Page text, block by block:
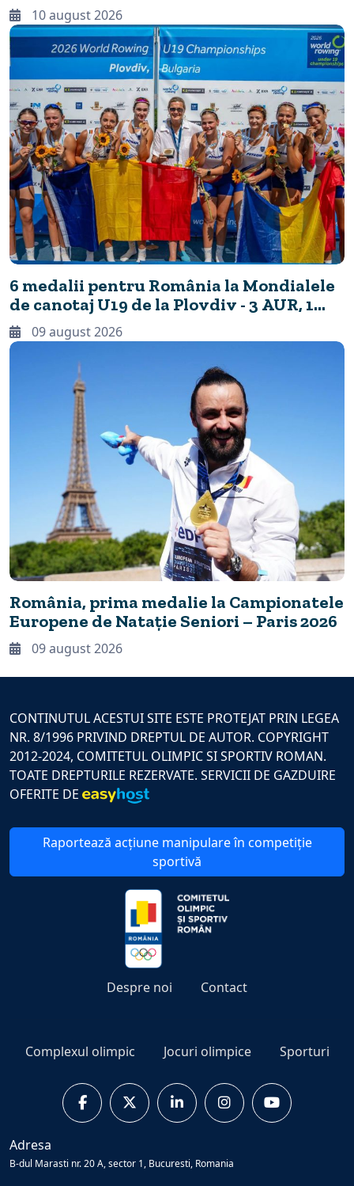
10 august 2026
6 medalii pentru România la Mondialele
de canotaj U19 de la Plovdiv - 3 AUR, 1
ARGINT, 1 BRONZ
09 august 2026
România, prima medalie la Campionatele
Europene de Natație Seniori – Paris 2026
09 august 2026
CONTINUTUL ACESTUI SITE ESTE PROTEJAT PRIN LEGEA
NR. 8/1996 PRIVIND DREPTUL DE AUTOR. COPYRIGHT
2012-2024, COMITETUL OLIMPIC SI SPORTIV ROMAN.
TOATE DREPTURILE REZERVATE. SERVICII DE GAZDUIRE
OFERITE DE
Raportează acțiune manipulare în competiție
sportivă
Despre noi Contact
Complexul olimpic Jocuri olimpice Sporturi
Adresa
B-dul Marasti nr. 20 A, sector 1, Bucuresti, Romania